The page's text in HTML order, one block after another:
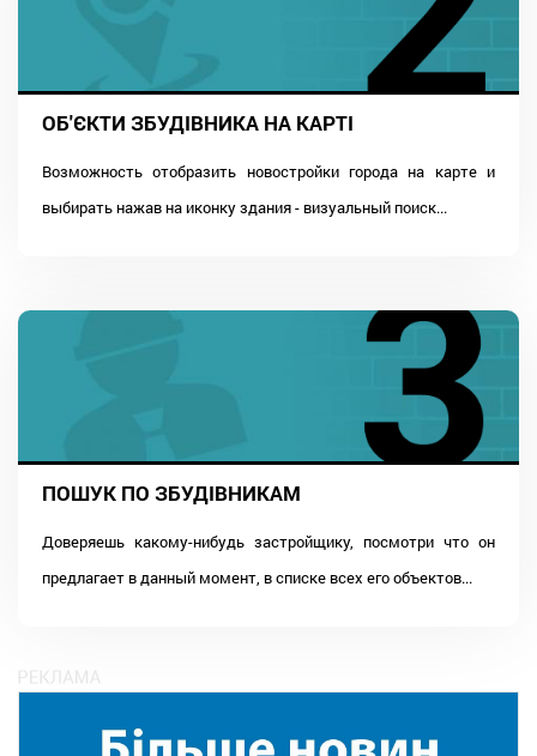
ОБ'ЄКТИ ЗБУДІВНИКА НА КАРТІ
Возможность отобразить новостройки города на карте и
выбирать нажав на иконку здания - визуальный поиск...
ПОШУК ПО ЗБУДІВНИКАМ
Доверяешь какому-нибудь застройщику, посмотри что он
предлагает в данный момент, в списке всех его объектов...